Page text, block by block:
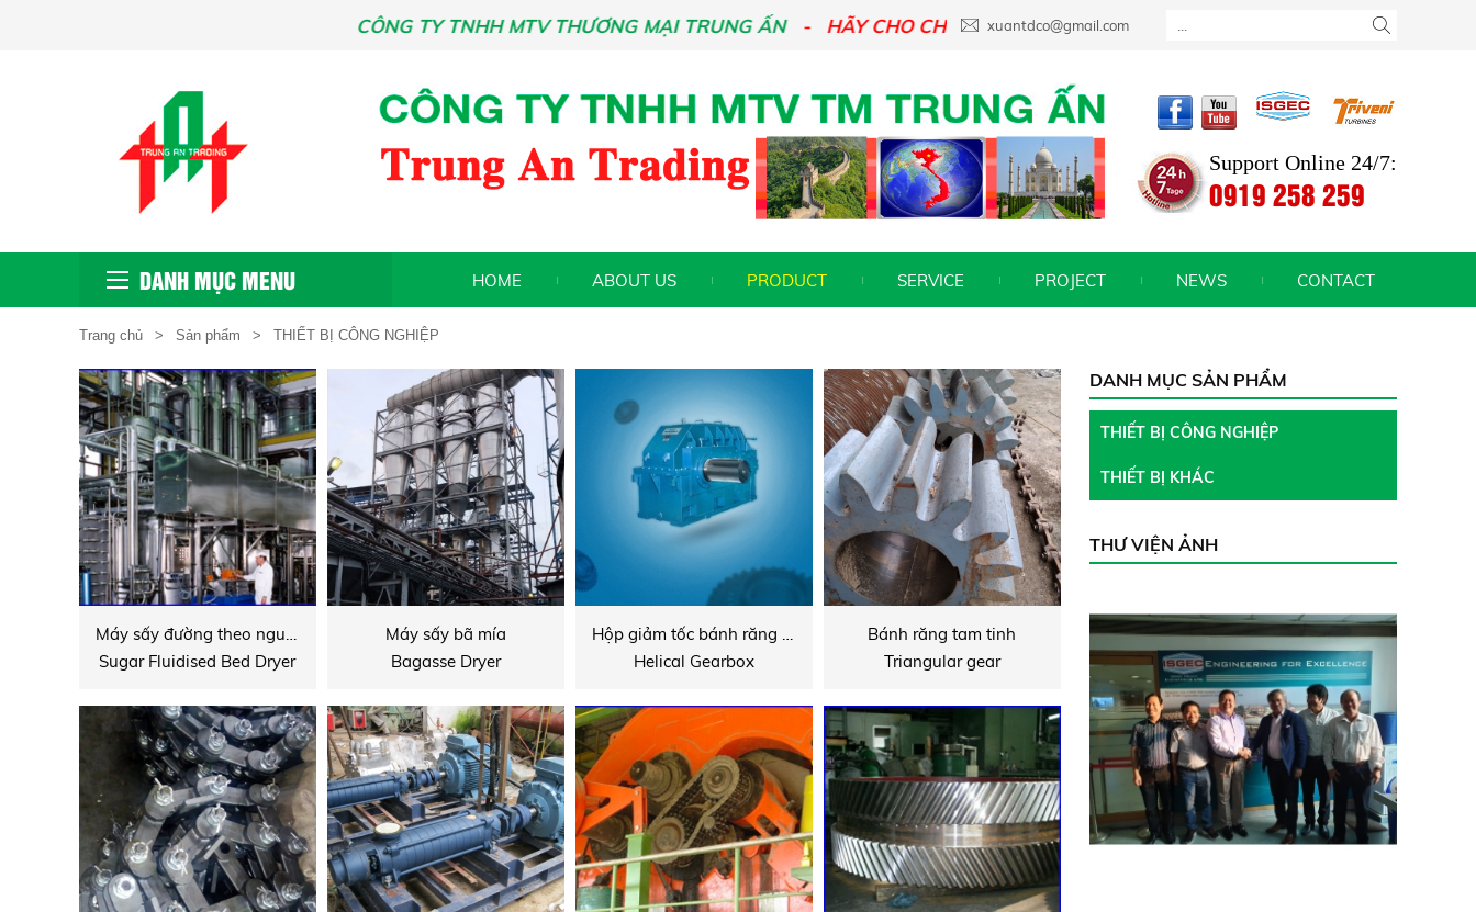
CÔNG TY TNHH MTV THƯƠNG MẠI TRUNG ẤN HÃY CHO CHÚNG TÔI BIẾT NHU CẦU CỦA BẠN
xuantdco@gmail.com
Support Online 24/7:
0919 258 259
DANH MỤC MENU HOME ABOUT US PRODUCT SERVICE PROJECT NEWS CONTACT
Trang chủ Sản phẩm THIẾT BỊ CÔNG NGHIỆP
Máy sấy đường theo nguyên lý tầng sôi
Sugar Fluidised Bed Dryer
Máy sấy bã mía
Bagasse Dryer
Hộp giảm tốc bánh răng nghiêng
Helical Gearbox
Bánh răng tam tinh
Triangular gear
DANH MỤC SẢN PHẨM
THIẾT BỊ CÔNG NGHIỆP
THIẾT BỊ KHÁC
THƯ VIỆN ẢNH